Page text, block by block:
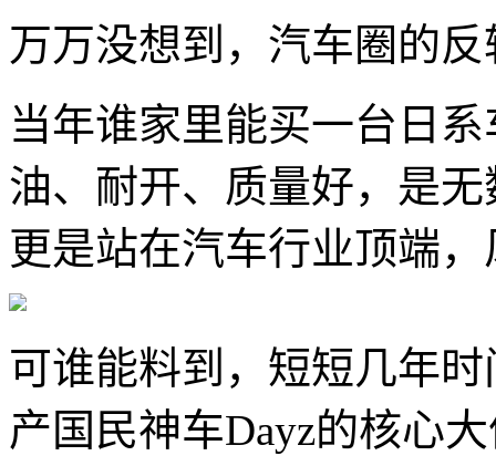
万万没想到，汽车圈的
当年谁家里能买一台日
油、耐开、质量好，是
更是站在汽车行业顶端
可谁能料到，短短几年
产国民神车Dayz的核心